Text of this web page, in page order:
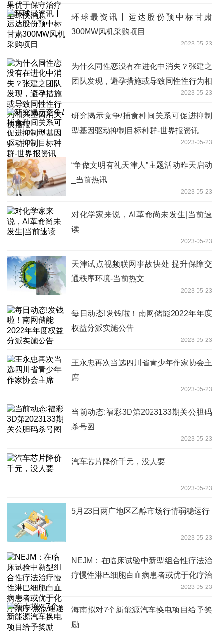
环球最资讯丨运达股份预中标甘肃
300MW风机采购项目
2023-05-23
为什么同性恋没有在进化中消失？张建之
团队发现，避孕措施或导致同性性行为相
2023-05-23
研究揭示竞争/捕食种间关系可促进抑制
型基因驱动抑制目标种群-世界报资讯
2023-05-23
“争做文明有礼天津人”主题活动昨天启动
_当前热讯
2023-05-23
对化学家来说，AI革命尚未发生|当前速
读
2023-05-23
天津试点视频联网事故快处 提升保障交
通秩序环境-当前热文
2023-05-23
每日动态!发钱啦！南网储能2022年年度
权益分派实施公告
2023-05-23
王永忠再次当选四川省青少年作家协会主
席
2023-05-23
当前动态:福彩3D第2023133期关公胆码
杀号图
2023-05-23
汽车芯片降价千元，没人要
2023-05-23
5月23日两广地区乙醇市场行情弱稳运行
2023-05-23
NEJM：在临床试验中新型组合性疗法治
疗慢性淋巴细胞白血病患者或优于化疗治
2023-05-23
海南拟对7个新能源汽车换电项目给予奖
励